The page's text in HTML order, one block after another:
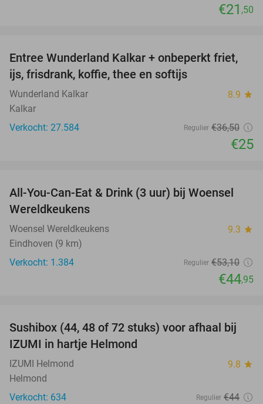
€21 ,50
32%
Entree Wunderland Kalkar + onbeperkt friet,
ijs, frisdrank, koffie, thee en softijs
Wunderland Kalkar 8.9 star
Kalkar
Verkocht: 27.584
Regulier €36,50
€25
15%
All-You-Can-Eat & Drink (3 uur) bij Woensel
Wereldkeukens
Woensel Wereldkeukens 9.3 star
Eindhoven (9 km)
Verkocht: 1.384
Regulier €53,10
€44,95
45%
Sushibox (44, 48 of 72 stuks) voor afhaal bij
IZUMI in hartje Helmond
IZUMI Helmond 9.8 star
Helmond
Verkocht: 634
Regulier €44